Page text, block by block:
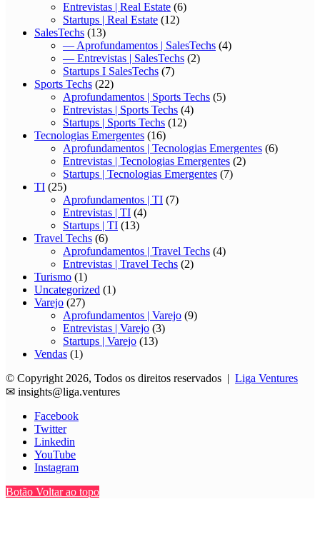
Entrevistas | Real Estate (6)
Startups | Real Estate (12)
SalesTechs (13)
— Aprofundamentos | SalesTechs (4)
— Entrevistas | SalesTechs (2)
Startups I SalesTechs (7)
Sports Techs (22)
Aprofundamentos | Sports Techs (5)
Entrevistas | Sports Techs (4)
Startups | Sports Techs (12)
Tecnologias Emergentes (16)
Aprofundamentos | Tecnologias Emergentes (6)
Entrevistas | Tecnologias Emergentes (2)
Startups | Tecnologias Emergentes (7)
TI (25)
Aprofundamentos | TI (7)
Entrevistas | TI (4)
Startups | TI (13)
Travel Techs (6)
Aprofundamentos | Travel Techs (4)
Entrevistas | Travel Techs (2)
Turismo (1)
Uncategorized (1)
Varejo (27)
Aprofundamentos | Varejo (9)
Entrevistas | Varejo (3)
Startups | Varejo (13)
Vendas (1)
© Copyright 2026, Todos os direitos reservados | Liga Ventures
✉ insights@liga.ventures
Facebook
Twitter
Linkedin
YouTube
Instagram
Botão Voltar ao topo